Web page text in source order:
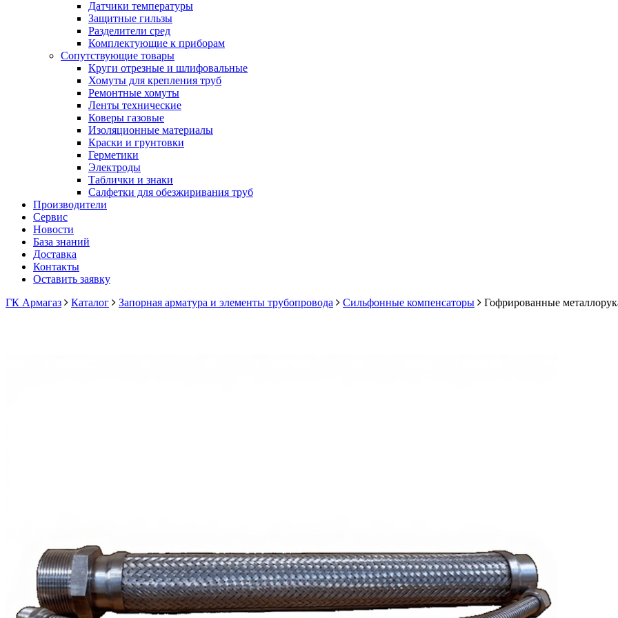
Датчики температуры
Защитные гильзы
Разделители сред
Комплектующие к приборам
Сопутствующие товары
Круги отрезные и шлифовальные
Хомуты для крепления труб
Ремонтные хомуты
Ленты технические
Коверы газовые
Изоляционные материалы
Краски и грунтовки
Герметики
Электроды
Таблички и знаки
Салфетки для обезжиривания труб
Производители
Сервис
Новости
База знаний
Доставка
Контакты
Оставить заявку
ГК Армагаз
Каталог Запорная арматура и элементы трубопровода Сильфонные компенсаторы Гофрированные